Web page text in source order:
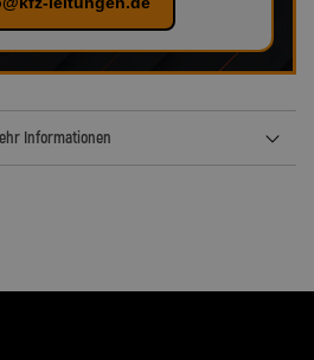
Informationen